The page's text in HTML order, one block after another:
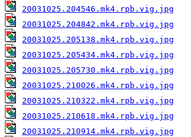
20031025.204546.mk4.rpb.vig.jpg
20031025.204842.mk4.rpb.vig.jpg
20031025.205138.mk4.rpb.vig.jpg
20031025.205434.mk4.rpb.vig.jpg
20031025.205730.mk4.rpb.vig.jpg
20031025.210026.mk4.rpb.vig.jpg
20031025.210322.mk4.rpb.vig.jpg
20031025.210618.mk4.rpb.vig.jpg
20031025.210914.mk4.rpb.vig.jpg